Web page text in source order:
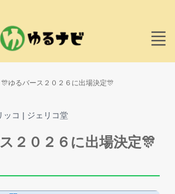
🎊ゆるバース２０２６に出場決定🎊
ッコ | ジェリコ堂
２０２６に出場決定🎊